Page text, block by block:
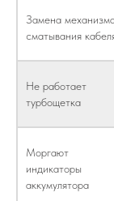
Замена
сматывания
Не работает
турбощетка
Моргают
индикаторы
аккумулятора